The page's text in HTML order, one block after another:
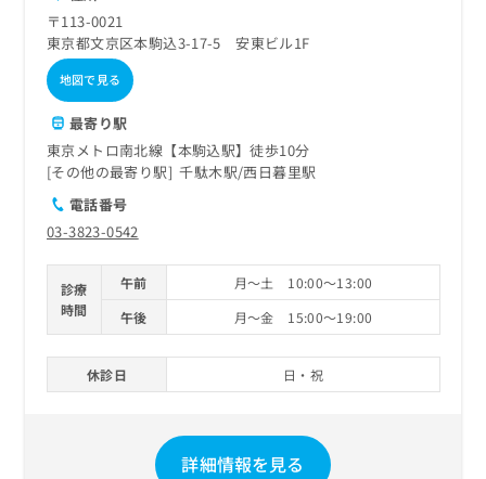
〒113-0021
東京都文京区本駒込3-17-5 安東ビル1F
地図で見る
最寄り駅
東京メトロ南北線【本駒込駅】徒歩10分
その他の最寄り駅
千駄木駅 西日暮里駅
電話番号
03-3823-0542
診療
時間
午前
月～土 10:00～13:00
午後
月～金 15:00～19:00
休診日 日・祝
詳細情報を見る